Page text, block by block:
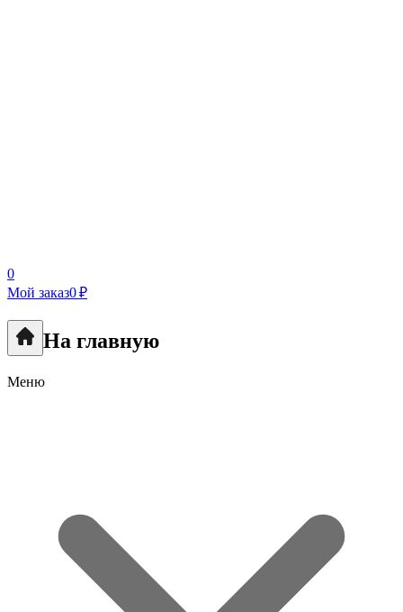
0
Мой заказ0 ₽
На главную
Меню